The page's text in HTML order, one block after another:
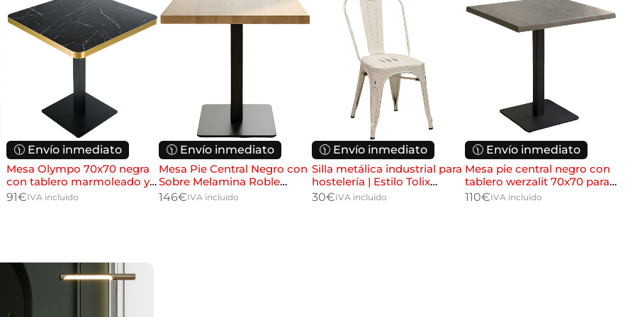
🕦 Envío inmediato
Mesa Olympo 70x70 negra
con tablero marmoleado y
canto dorado para
91€IVA incluido
🕦 Envío inmediato
Mesa Pie Central Negro con
Sobre Melamina Roble
70x70
146€IVA incluido
🕦 Envío inmediato
Silla metálica industrial para
hostelería | Estilo Tolix
apilable
30€IVA incluido
🕦 Envío inmediato
Mesa pie central negro con
tablero werzalit 70x70 para
hostelería
110€IVA incluido